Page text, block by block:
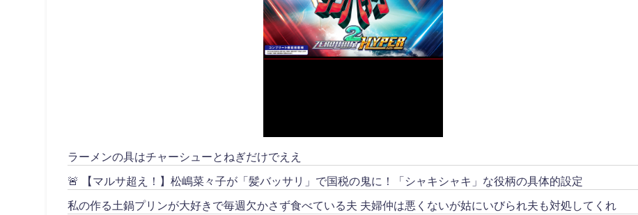
ラーメンの具はチャーシューとねぎだけでええ
🚨 【マルサ超え！】松嶋菜々子が「髪バッサリ」で国税の鬼に！「シャキシャキ」な役柄の具体的設定
私の作る土鍋プリンが大好きで毎週欠かさず食べている夫 夫婦仲は悪くないが姑にいびられ夫も対処してくれ